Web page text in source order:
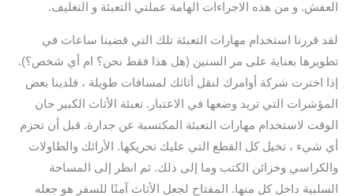
العفش. و من هذه الاجراءات الهامة عملتي التعبئة و التغليف.
لقد قررنا استخدام مهارات التعبئة تلك التي قضينا ساعات في
تطويرها بعناية على مر السنين (هل هذا فقط نحن؟ ام أي شخص؟).
إذا اخترت شركة أوامرك لنقل أثاثك لمسافات طويلة ، فلدينا بعض
المؤشرات التي تريد وضعها في الاعتبار. تعبئة الأثاث الكبير حان
الوقت لاستخدام مهارات التعبئة المكتسبة عن جدارة. قبل أن تحزم
أي شيء ، تخيل كل القطع التي عليك تحريكها. الأرائك والطاولات
والكراسي وخزائن الكتب وما إلى ذلك. ثم انظر إلى المساحة
السلبية داخل كل منها. المفتاح لجعل الأثاث آمنًا للسفر هو جعله